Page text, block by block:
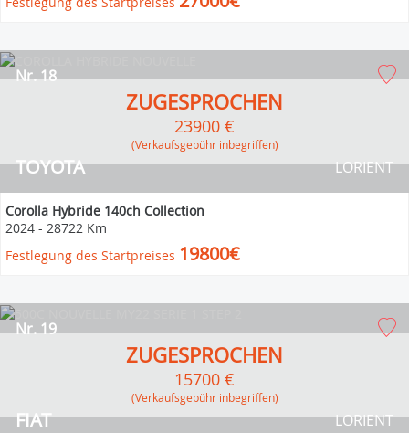
TOYOTA
Nr. 18
LORIENT
ZUGESPROCHEN
23900 €
(Verkaufsgebühr inbegriffen)
Corolla Hybride 140ch Collection
2024 - 28722 Km
Festlegung des Startpreises 19800€
FIAT
Nr. 19
LORIENT
ZUGESPROCHEN
15700 €
(Verkaufsgebühr inbegriffen)